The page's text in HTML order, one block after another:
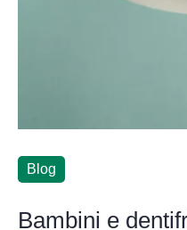
Blog
Bambini e